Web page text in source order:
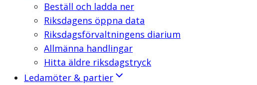
Beställ och ladda ner
Riksdagens öppna data
Riksdagsförvaltningens diarium
Allmänna handlingar
Hitta äldre riksdagstryck
Ledamöter & partier